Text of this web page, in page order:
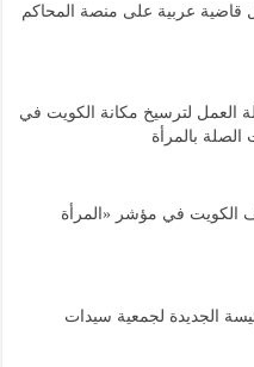
قاضية عربية على منصة المحاكم
العمل لترسيخ مكانة الكويت في
الصلة بالمرأة
الكويت في مؤشر «المرأة
الجديدة لجمعية سيدات